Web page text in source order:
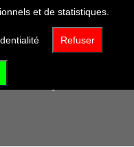
et de statistiques.
Refuser